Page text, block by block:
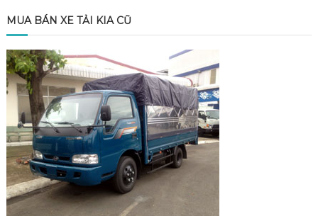
MUA BÁN XE TẢI KIA CŨ